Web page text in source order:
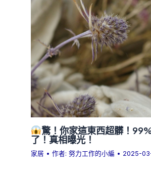
驚！你家這東西超髒！
了！真相曝光！
家居 • 作者:努力工作的小編 • 2025-